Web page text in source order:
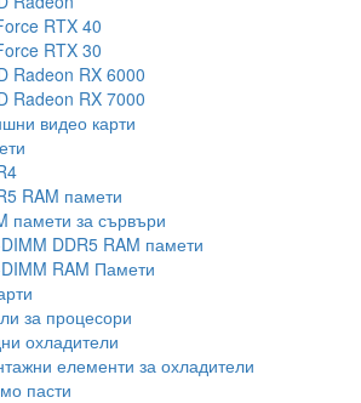
RTX 40
RTX 30
Radeon RX 6000
Radeon RX 7000
видео карти
RAM памети
памети за сървъри
DDR5 RAM памети
RAM Памети
за процесори
охладители
елементи за охладители
пасти